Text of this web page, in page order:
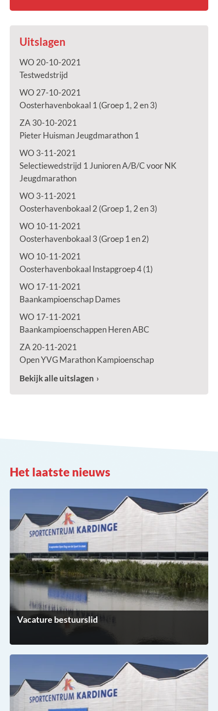
Uitslagen
WO 20-10-2021
Testwedstrijd
WO 27-10-2021
Oosterhavenbokaal 1 (Groep 1, 2 en 3)
ZA 30-10-2021
Pieter Huisman Jeugdmarathon 1
WO 3-11-2021
Selectiewedstrijd 1 Junioren A/B/C voor NK
Jeugdmarathon
WO 3-11-2021
Oosterhavenbokaal 2 (Groep 1, 2 en 3)
WO 10-11-2021
Oosterhavenbokaal 3 (Groep 1 en 2)
WO 10-11-2021
Oosterhavenbokaal Instapgroep 4 (1)
WO 17-11-2021
Baankampioenschap Dames
WO 17-11-2021
Baankampioenschappen Heren ABC
ZA 20-11-2021
Open YVG Marathon Kampioenschap
Bekijk alle uitslagen
Het laatste nieuws
Vacature bestuurslid